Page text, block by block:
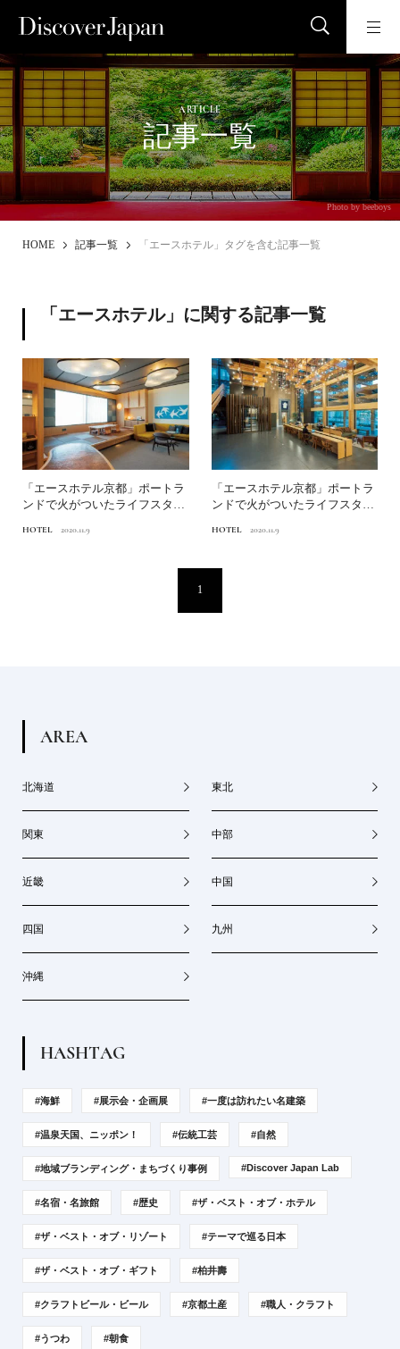
ARTICLE
記事一覧
Photo by beeboys
HOME 記事一覧 「エースホテル」タグを含む記事一覧
「エースホテル」に関する記事一覧
「エースホテル京都」ポートラ
ンドで火がついたライフスタイ
HOTEL 2020.11.9
「エースホテル京都」ポートラ
ンドで火がついたライフスタイ
HOTEL 2020.11.9
1
AREA
北海道 東北
関東 中部
近畿 中国
四国 九州
沖縄
HASHTAG
#海鮮 #展示会・企画展 #一度は訪れたい名建築
#温泉天国、ニッポン！ #伝統工芸 #自然
#地域ブランディング・まちづくり事例 #Discover Japan Lab
#名宿・名旅館 #歴史 #ザ・ベスト・オブ・ホテル
#ザ・ベスト・オブ・リゾート #テーマで巡る日本
#ザ・ベスト・オブ・ギフト #柏井壽
#クラフトビール・ビール #京都土産 #職人・クラフト
#うつわ #朝食